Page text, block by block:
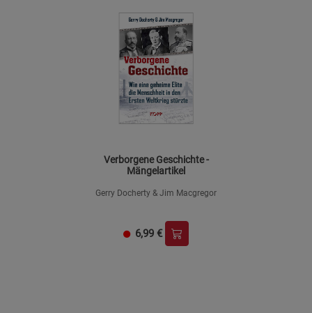
Verborgene Geschichte -
Mängelartikel
Gerry Docherty & Jim Macgregor
6,99 €